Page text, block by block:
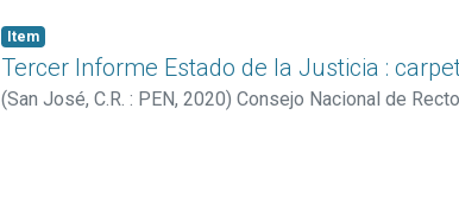
Item
Tercer Informe Estado de la Justicia :
(San José, C.R. : PEN, 2020) Consejo Nacional de